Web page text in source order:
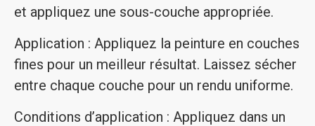
et appliquez une sous-couche appropriée.
Application : Appliquez la peinture en couches
fines pour un meilleur résultat. Laissez sécher
entre chaque couche pour un rendu uniforme.
Conditions d’application : Appliquez dans un